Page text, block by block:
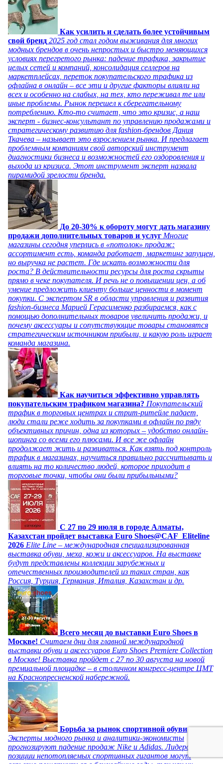
Как усилить и сделать более устойчивым
свой бренд 2025 год стал годом выживания для многих
модных брендов в очень непростых и быстро меняющихся
условиях перегретого рынка: падение трафика, закрытие
целых сетей и компаний, консолидация селлеров на
маркетплейсах, переток покупательского трафика из
офлайна в онлайн – все эти и другие факторы влияли на
всех и особенно на слабых, на тех, кто переживал те или
иные проблемы. Рынок перешел к сберегательному
потреблению. Кто-то считает, что это кризис, а наш
эксперт - бизнес-консультант по управлению продажами и
стратегическому развитию для fashion-брендов Дания
Ткачева – называет это взрослением рынка. И предлагает
проблемным компаниям свой авторский инструмент
диагностики бизнеса и возможностей его оздоровления и
выхода из кризиса. Этот инструмент эксперт назвала
пирамидой зрелости бренда.
До 20-30% к обороту могут дать магазину
продажи дополнительных товаров и услуг Многие
магазины сегодня уперлись в «потолок» продаж:
ассортимент есть, команда работает, маркетинг запущен,
но выручка не растет. Где искать возможности для
роста? В действительности ресурсы для роста скрыты
прямо в чеке покупателя. И речь не о повышении цен, а об
умение предложить клиенту больше ценности в момент
покупки. С экспертом SR в области управления и развития
fashion-бизнеса Марией Герасименко разбираемся, как с
помощью дополнительных товаров увеличить продажи, и
почему аксессуары и сопутствующие товары становятся
стратегическим источником прибыли, и какую роль играет
команда магазина.
Как научиться эффективно управлять
покупательским трафиком магазина? Покупательский
трафик в торговых центрах и стрит-ритейле падает,
люди стали реже ходить за покупками в офлайн по ряду
объективных причин, одна из которых – удобство онлайн-
шопинга со всеми его плюсами. И все же офлайн
продолжает жить и развиваться. Как взять под контроль
трафик в магазинах, научиться правильно рассчитывать и
влиять на то количество людей, которое приходит в
торговые точки, чтобы они были прибыльными?
C 27 по 29 июля в городе Алматы,
Казахстан пройдет выставка Euro Shoes@CAF_Eliteline
2026 Elite Line – международная специализированная
выставка обуви, меха, кожи и аксессуаров. На выставке
будут представлены коллекции зарубежных и
отечественных производителей из таких стран, как
Россия, Турция, Германия, Италия, Казахстан и др.
Всего месяц до выставки Euro Shoes в
Москве! Считаем дни для главной международной
выставки обуви и аксессуаров Euro Shoes Premiere Collection
в Москве! Выставка пройдет с 27 по 30 августа на новой
премиальной площадке – в столичном конгресс-центре ЦМТ
на Краснопресненской набережной.
Борьба за рынок спортивной обуви
Эксперты модного рынка и аналитики-экономисты
прогнозируют падение продаж Nike и Adidas. Лидерские
позиции непотопляемых спортивных гигантов могут